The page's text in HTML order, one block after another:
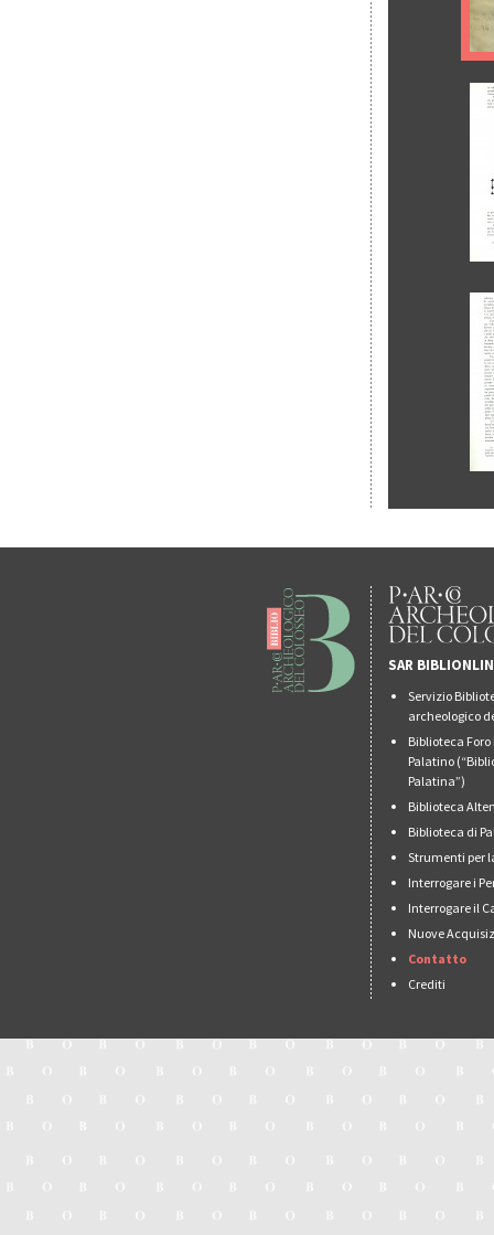
SAR
Servizio
archeologico
Biblioteca
Palatino
Palatina”)
Biblioteca
Biblioteca di
Strumenti per
Interrogare i
Interrogare il
Nuove
Contatto
Crediti